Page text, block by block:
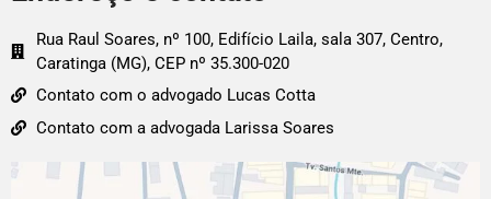
Rua Raul Soares, nº 100, Edifício Laila, sala 307, Centro,
Caratinga (MG), CEP nº 35.300-020
Contato com o advogado Lucas Cotta
Contato com a advogada Larissa Soares